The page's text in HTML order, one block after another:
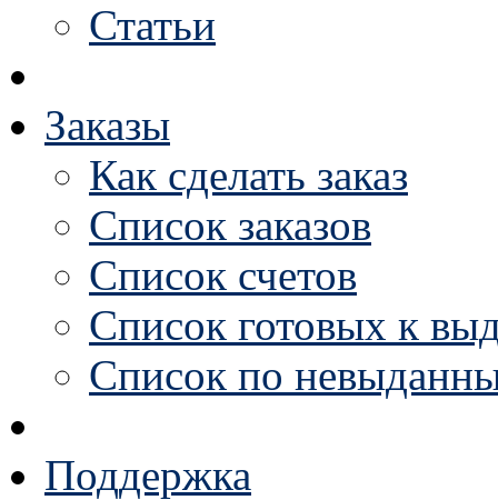
Статьи
Заказы
Как сделать заказ
Список заказов
Список счетов
Список готовых к
Список по
Поддержка